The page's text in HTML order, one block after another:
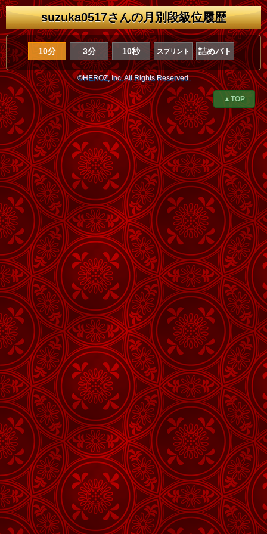
suzuka0517さんの月別段級位履歴
10分 3分 10秒 スプリント 詰めバト
©HEROZ, Inc. All Rights Reserved.
▲TOP